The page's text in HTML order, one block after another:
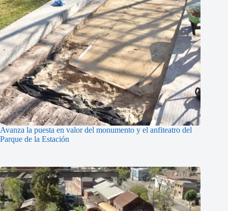
Avanza la puesta en valor del monumento y el anfiteatro del
Parque de la Estación